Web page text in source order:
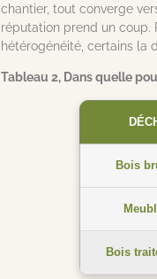
chantier, tout converge
réputation prend un coup.
hétérogénéité, certains la
Tableau 2, Dans quelle
Bois
Bois